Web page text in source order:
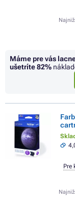
Máme pre vás
ušetríte82%
Pre